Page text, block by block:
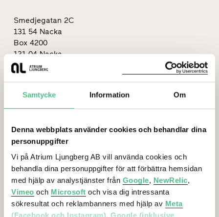
Samtycke Information Om
Denna webbplats använder cookies och behandlar dina
personuppgifter
Vi på Atrium Ljungberg AB vill använda cookies och
behandla dina personuppgifter för att förbättra hemsidan
med hjälp av analystjänster från Google NewRelic
Vimeo och Microsoft och visa dig intressanta
sökresultat och reklambanners med hjälp av Meta
(Facebook och Instagram) Google (inklusive
Smedjegatan 2C
131 54 Nacka
Box 4200
131 04 Nacka
orgnr: 556175-7047
08-615 89 00
info@al.se
Lediga lokaler
Stockholm
Göteborg